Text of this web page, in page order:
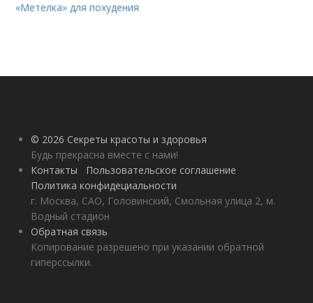
«Метелка» для похудения
© 2026 Секреты красоты и здоровья
Будь прекрасна вместе с нами!
Контакты
Пользовательское соглашение
Политика конфидециальности
г. Москва, САО, Головинский, Смольная улица 2, м.
Водный стадион
Обратная связь
Копирование разрешено при указании обратной
гиперссылки.